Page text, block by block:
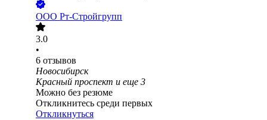
ООО Рт-Стройгрупп
3.0
•
6 отзывов
Новосибирск
Красный проспект и еще 3
Можно без резюме
Откликнитесь среди первых
Откликнуться